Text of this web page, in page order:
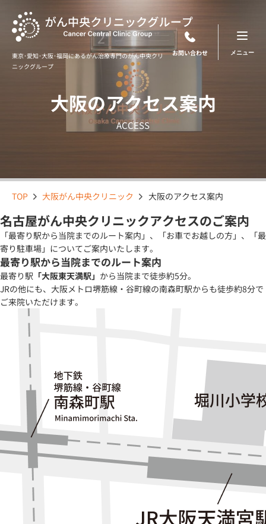
content
東京･愛知･大阪･福岡にあるがん治療専門のがん中央クリ
ニックグループ
お問い合わせ
大阪のアクセス案内
ACCESS
TOP 大阪がん中央クリニック 大阪のアクセス案内
名古屋がん中央クリニックアクセスのご案内
「最寄り駅から当院までのルート案内」、「お車でお越しの方」、「最
寄り駐車場」についてご案内いたします。
最寄り駅から当院までのルート案内
最寄り駅 「大阪東天満駅」 から当院まで徒歩約5分。
JRの他にも、大阪メトロ堺筋線・谷町線の南森町駅からも徒歩約8分で
ご来院いただけます。